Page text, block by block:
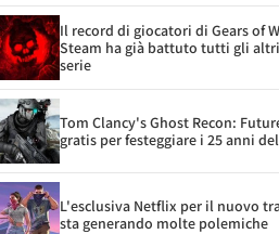
Il record di giocatori di Gears of
Steam ha già battuto tutti gli
serie
Tom Clancy's Ghost Recon:
gratis per festeggiare i 25 anni
L'esclusiva Netflix per il nuovo
sta generando molte polemiche